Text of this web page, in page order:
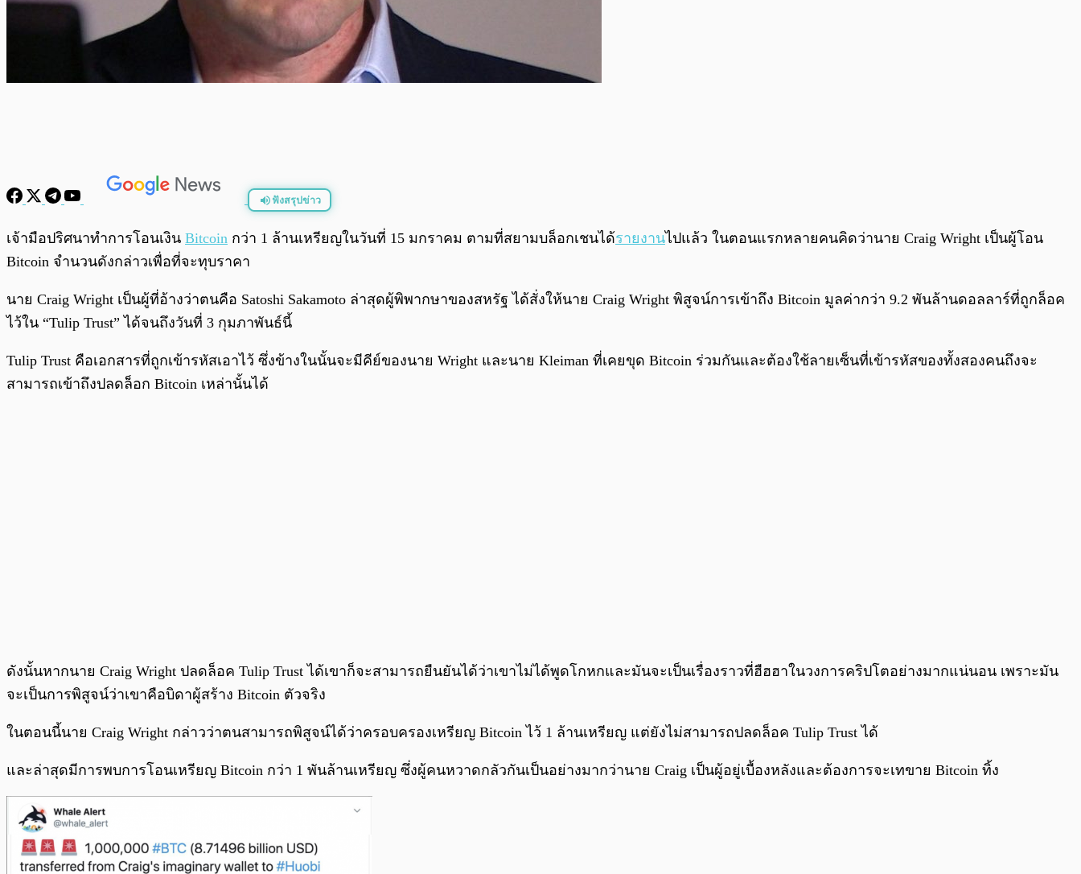
ฟังสรุปข่าว
พร้อมเล่น 0:00 / 0:00
เจ้ามือปริศนาทำการโอนเงิน Bitcoin กว่า 1 ล้านเหรียญในวันที่ 15 มกราคม ตามที่สยามบล็อกเชนได้รายงานไปแล้ว ในตอนแรกหลายคนคิดว่านาย Craig Wright เป็นผู้โอน
Bitcoin จำนวนดังกล่าวเพื่อที่จะทุบราคา
นาย Craig Wright เป็นผู้ที่อ้างว่าตนคือ Satoshi Sakamoto ล่าสุดผู้พิพากษาของสหรัฐ ได้สั่งให้นาย Craig Wright พิสูจน์การเข้าถึง Bitcoin มูลค่ากว่า 9.2 พันล้านดอลลาร์ที่ถูกล็อค
ไว้ใน “Tulip Trust” ได้จนถึงวันที่ 3 กุมภาพันธ์นี้
Tulip Trust คือเอกสารที่ถูกเข้ารหัสเอาไว้ ซึ่งข้างในนั้นจะมีคีย์ของนาย Wright และนาย Kleiman ที่เคยขุด Bitcoin ร่วมกันและต้องใช้ลายเซ็นที่เข้ารหัสของทั้งสองคนถึงจะ
สามารถเข้าถึงปลดล็อก Bitcoin เหล่านั้นได้
ดังนั้นหากนาย Craig Wright ปลดล็อค Tulip Trust ได้เขาก็จะสามารถยืนยันได้ว่าเขาไม่ได้พูดโกหกและมันจะเป็นเรื่องราวที่ฮืฮฮาในวงการคริปโตอย่างมากแน่นอน เพราะมัน
จะเป็นการพิสูจน์ว่าเขาคือบิดาผู้สร้าง Bitcoin ตัวจริง
ในตอนนี้นาย Craig Wright กล่าวว่าตนสามารถพิสูจน์ได้ว่าครอบครองเหรียญ Bitcoin ไว้ 1 ล้านเหรียญ แต่ยังไม่สามารถปลดล็อค Tulip Trust ได้
และล่าสุดมีการพบการโอนเหรียญ Bitcoin กว่า 1 พันล้านเหรียญ ซึ่งผู้คนหวาดกลัวกันเป็นอย่างมากว่านาย Craig เป็นผู้อยู่เบื้องหลังและต้องการจะเทขาย Bitcoin ทิ้ง